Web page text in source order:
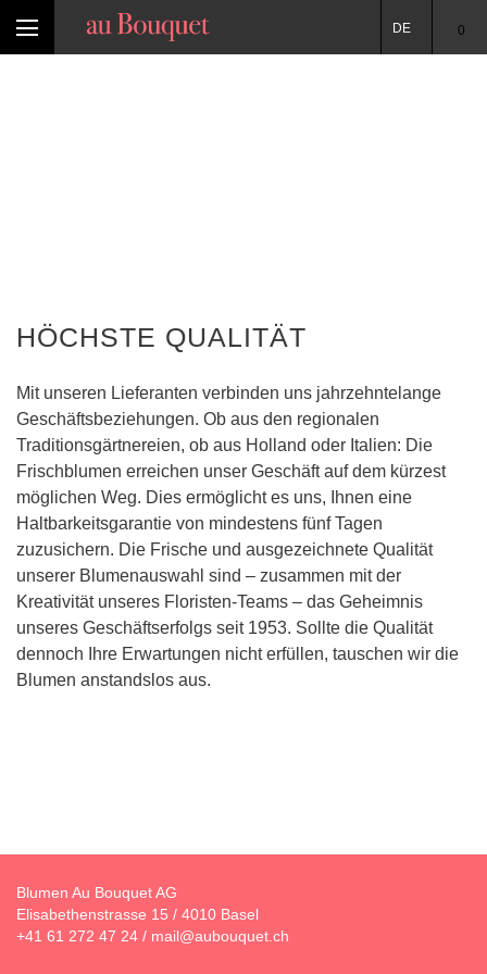
DE 0
HÖCHSTE QUALITÄT
Mit unseren Lieferanten verbinden uns jahrzehntelange
Geschäftsbeziehungen. Ob aus den regionalen
Traditionsgärtnereien, ob aus Holland oder Italien: Die
Frischblumen erreichen unser Geschäft auf dem kürzest
möglichen Weg. Dies ermöglicht es uns, Ihnen eine
Haltbarkeitsgarantie von mindestens fünf Tagen
zuzusichern. Die Frische und ausgezeichnete Qualität
unserer Blumenauswahl sind – zusammen mit der
Kreativität unseres Floristen-Teams – das Geheimnis
unseres Geschäftserfolgs seit 1953. Sollte die Qualität
dennoch Ihre Erwartungen nicht erfüllen, tauschen wir die
Blumen anstandslos aus.
Blumen Au Bouquet AG
Elisabethenstrasse 15 / 4010 Basel
+41 61 272 47 24 / mail@aubouquet.ch